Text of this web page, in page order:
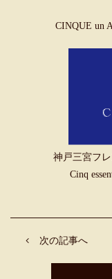
CINQUE un
神戸三宮フ
Cinq
次の記事へ